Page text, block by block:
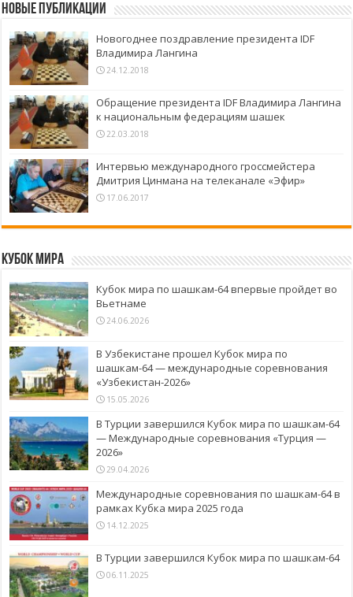
Новые публикации
Новогоднее поздравление президента IDF
Владимира Лангина
24.12.2018
Обращение президента IDF Владимира Лангина
к национальным федерациям шашек
22.03.2018
Интервью международного гроссмейстера
Дмитрия Цинмана на телеканале «Эфир»
17.06.2017
Кубок Мира
Кубок мира по шашкам-64 впервые пройдет во
Вьетнаме
24.06.2026
В Узбекистане прошел Кубок мира по
шашкам-64 — международные соревнования
«Узбекистан-2026»
15.05.2026
В Турции завершился Кубок мира по шашкам-64
— Международные соревнования «Турция —
2026»
29.04.2026
Международные соревнования по шашкам-64 в
рамках Кубка мира 2025 года
14.12.2025
В Турции завершился Кубок мира по шашкам-64
06.11.2025